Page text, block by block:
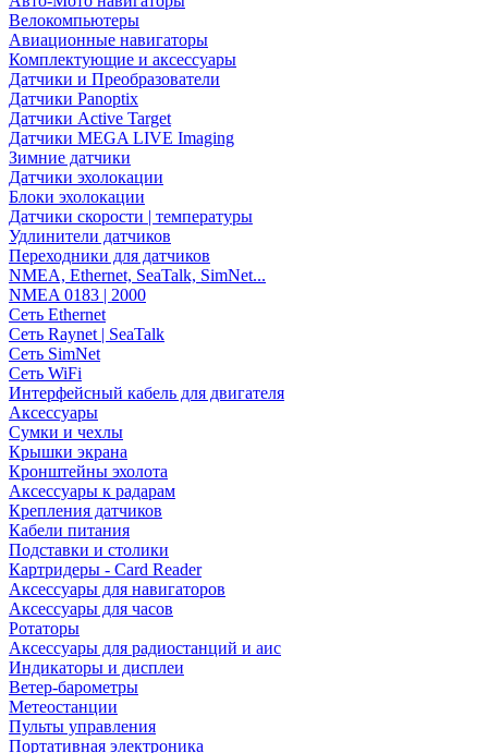
Велокомпьютеры
Авиационные навигаторы
Комплектующие и аксессуары
Датчики и Преобразователи
Датчики Panoptix
Датчики Active Target
Датчики MEGA LIVE Imaging
Зимние датчики
Датчики эхолокации
Блоки эхолокации
Датчики скорости | температуры
Удлинители датчиков
Переходники для датчиков
NMEA, Ethernet, SeaTalk, SimNet...
NMEA 0183 | 2000
Сеть Ethernet
Сеть Raynet | SeaTalk
Сеть SimNet
Сеть WiFi
Интерфейсный кабель для двигателя
Аксессуары
Сумки и чехлы
Крышки экрана
Кронштейны эхолота
Аксессуары к радарам
Крепления датчиков
Кабели питания
Подставки и столики
Картридеры - Card Reader
Аксессуары для навигаторов
Аксессуары для часов
Ротаторы
Аксессуары для радиостанций и аис
Индикаторы и дисплеи
Ветер-барометры
Метеостанции
Пульты управления
Портативная электроника